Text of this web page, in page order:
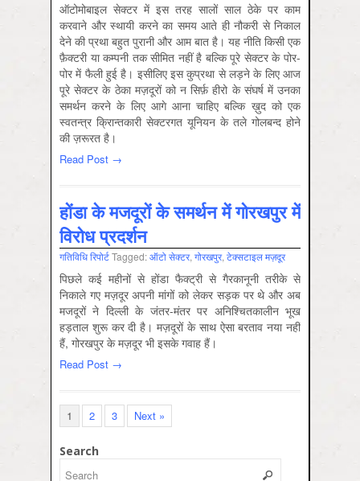
ऑटोमोबाइल सेक्टर में इस तरह सालों साल ठेके पर काम
करवाने और स्थायी करने का समय आते ही नौकरी से निकाल
देने की प्रथा बहुत पुरानी और आम बात है। यह नीति किसी एक
फ़ैक्टरी या कम्पनी तक सीमित नहीं है बल्कि पूरे सेक्टर के पोर-
पोर में फैली हुई है। इसीलिए इस कुप्रथा से लड़ने के लिए आज
पूरे सेक्टर के ठेका मज़दूरों को न सिर्फ़ हीरो के संघर्ष में उनका
समर्थन करने के लिए आगे आना चाहिए बल्कि ख़ुद को एक
स्वतन्त्र क्राि‍न्तकारी सेक्टरगत यूनियन के तले गोलबन्द होने
की ज़रूरत है।
Read Post →
होंडा के मजदूरों के समर्थन में गोरखपुर में
विरोध प्रदर्शन
गतिविधि रिपोर्टTagged:ऑटो सेक्‍टर, गोरखपुर, टेक्‍सटाइल मज़दूर
पिछले कई महीनों से होंडा फैक्ट्री से गैरकानूनी तरीके से
निकाले गए मज़दूर अपनी मांगों को लेकर सड़क पर थे और अब
मजदूरों ने दिल्ली के जंतर-मंतर पर अनिश्चितकालीन भूख
हड़ताल शुरू कर दी है। मज़दूरों के साथ ऐसा बरताव नया नहीं
हैं, गोरखपुर के मज़दूर भी इसके गवाह हैं।
Read Post →
1 2 3 Next »
Search